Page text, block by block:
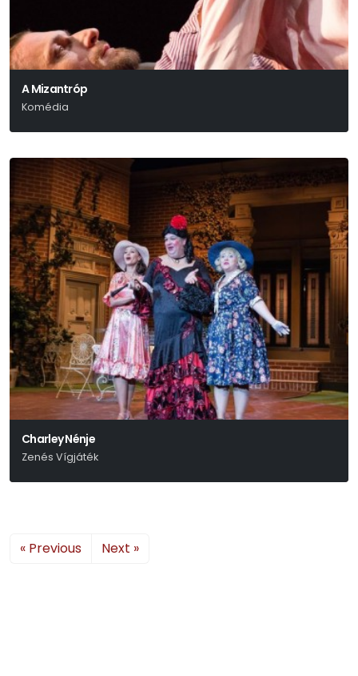
A Mizantróp
Komédia
Charley Nénje
Zenés Vígjáték
« Previous Next »